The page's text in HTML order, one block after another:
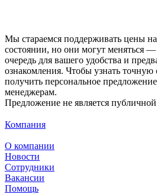
Мы стараемся поддерживать цены
состоянии, но они могут меняться
очередь для вашего удобства и
ознакомления. Чтобы узнать точную
получить персональное
менеджерам.
Предложение не является
Компания
О компании
Новости
Сотрудники
Вакансии
Помощь